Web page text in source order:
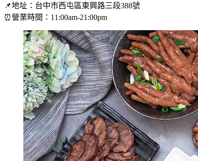
📌地址：台中市西屯區東興路三段388號
⏰營業時間：11:00am-21:00pm